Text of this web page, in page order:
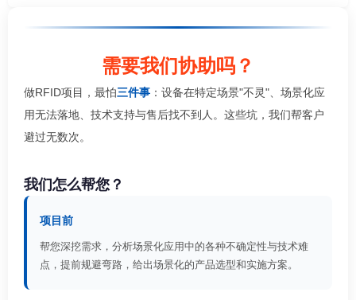
需要我们协助吗？
做RFID项目，最怕三件事 ：设备在特定场景"不灵"、场景化应
用无法落地、技术支持与售后找不到人。这些坑，我们帮客户
避过无数次。
我们怎么帮您？
项目前
帮您深挖需求，分析场景化应用中的各种不确定性与技术难
点，提前规避弯路，给出场景化的产品选型和实施方案。